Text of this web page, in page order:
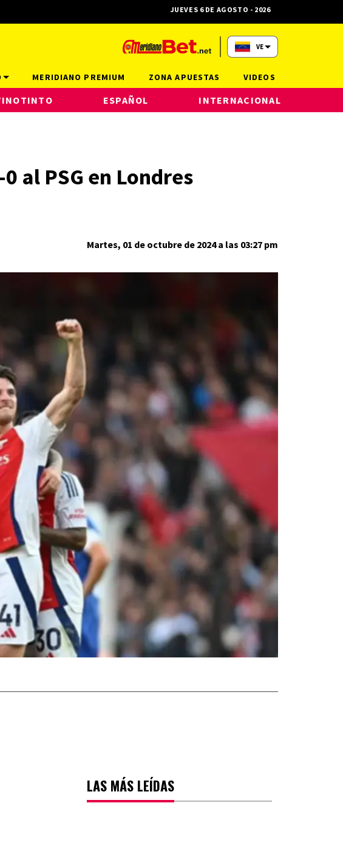
al PSG en Londres
Martes, 01 de octubre de 2024 a las 03:27 pm
LAS MÁS LEÍDAS
JUEVES 6 DE AGOSTO - 2026
VE
ESPAÑOL INTERNACIONAL
MERIDIANO PREMIUM ZONA APUESTAS VIDEOS